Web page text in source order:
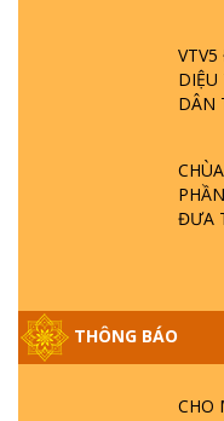
DÂN
ĐƯA
THÔNG BÁO
CHO
HỘI